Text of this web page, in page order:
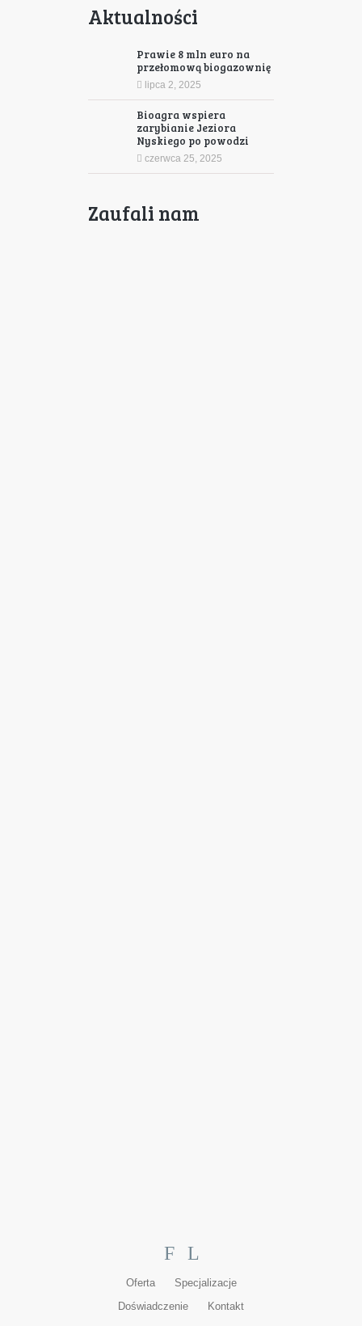
Aktualności
Prawie 8 mln euro na
przełomową biogazownię
lipca 2, 2025
Bioagra wspiera
zarybianie Jeziora
Nyskiego po powodzi
czerwca 25, 2025
Zaufali nam
F L
Oferta Specjalizacje
Doświadczenie Kontakt